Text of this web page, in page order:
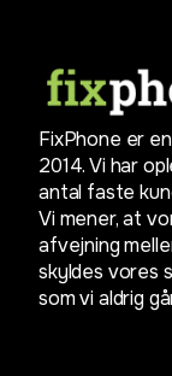
FixPhone er
2014. Vi har
antal faste
Vi mener, at
afvejning
skyldes vores
som vi aldrig